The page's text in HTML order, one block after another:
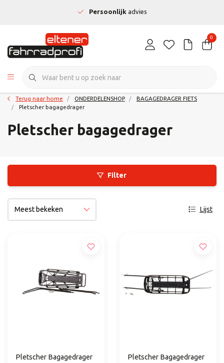
Persoonlijkadvies
0
Terug naar home ONDERDELENSHOP
BAGAGEDRAGER FIETS
Pletscher bagagedrager
Pletscher bagagedrager
Filter
Lijst
Pletscher Bagagedrager
Pletscher Bagagedrager